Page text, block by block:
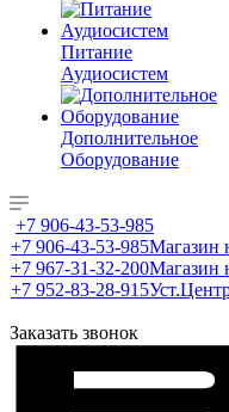
Питание
Аудиосистем
Дополнительное
Оборудование
+7 906-43-53-985
+7 906-43-53-985Магазин
+7 967-31-32-200Магазин
+7 952-83-28-915
Заказать звонок